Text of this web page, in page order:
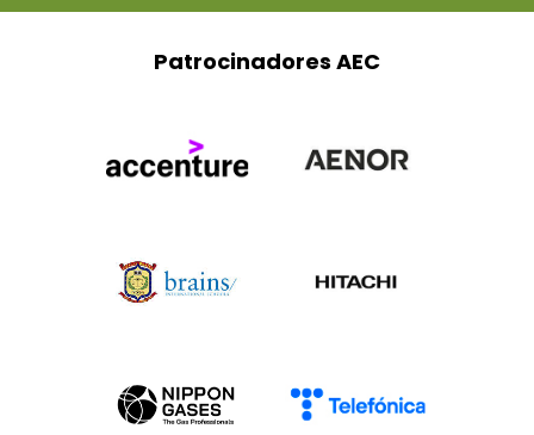
Patrocinadores AEC